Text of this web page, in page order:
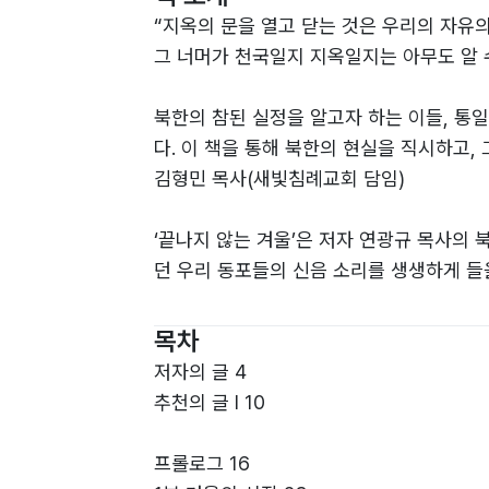
“지옥의 문을 열고 닫는 것은 우리의 자유
그 너머가 천국일지 지옥일지는 아무도 알
북한의 참된 실정을 알고자 하는 이들, 통
다. 이 책을 통해 북한의 현실을 직시하고,
김형민 목사(새빛침례교회 담임)
‘끝나지 않는 겨울’은 저자 연광규 목사
던 우리 동포들의 신음 소리를 생생하게
하나님의 소원이 ‘복음통일’인지 깨닫게 한
이용희 목사(에스더기도운동 대표)
는 광성철의 이야기! 많은 이들이 함께 공
임성빈 교수(한국리더십학교장, 장로회신
목차
저자의 글 4
추천의 글 Ⅰ 10
프롤로그 16